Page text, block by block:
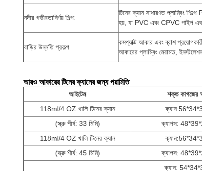
নদীর গভীরতানির্ণয় শিল্প:
টিনের ক্যান সাধারণত প্লাম্বিং
হয়, যা PVC এবং CPVC পাইপ
বাড়ির উন্নতি প্রকল্প
কমপ্যাক্ট আকার এবং ব্রাশ
আকারের প্লাম্বিং মেরামত,
আরও আকারের টিনের ক্যানের জন্য পরামিতি
আইটেম শক্ত কাগজের
118ml/4 OZ খালি টিনের ক্যান
(স্ক্রু শীর্ষ: 33 মিমি)
ক্যাপস:
118ml/4 OZ খালি টিনের ক্যান
(স্ক্রু শীর্ষ: 45 মিমি)
ক্যাপস:
ক্যান: